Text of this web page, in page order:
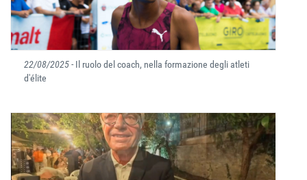
22/08/2025- Il ruolo del coach, nella formazione degli atleti
d'élite